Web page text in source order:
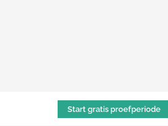
Start gratis proefperiode